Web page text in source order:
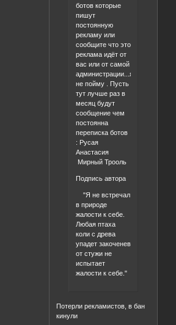
ботов которые
пишут
постоянную
рекламу или
сообщите что это
реклама идёт от
вас или от самой
администрации...я
не пойму . Пусть
тут лучше раз в
месяц будут
сообщение чем
постоянна
переписка ботов
: Русая
Анастасия
Мирный Трооль
Подпись автора
"Я не встречал
в природе
жалости к себе.
Любая птаха
коли с древа
упадет закоченев
от стужи не
испытает
жалости к себе."
Потерли рекламистов, в бан
кинули